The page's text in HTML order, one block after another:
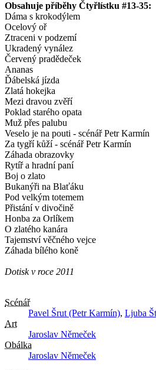
Obsahuje příběhy Čtyřlístku #13-35:
Dáma s krokodýlem
Ocelový oř
Ztraceni v podzemí
Ukradený vynález
Červený pradědeček
Ananas
Ďábelská jízda
Zlatá hokejka
Mezi dravou zvěří
Poklad starého opata
Muž přes palubu
Veselo je na pouti - scénář Petr Karmín
Za tygří kůží - scénář Petr Karmín
Záhada obrazovky
Rytíř a hradní paní
Boj o zlato
Bukanýři na Blaťáku
Pod velkým totemem
Přistání v divočině
Honba za Orlíkem
O zlatého kanára
Tajemství věčného vejce
Záhada bílého koně
Dotisk v roce 2011
Scénář
Pavel Šrut (Petr Karmín), Ljuba
Art
Jaroslav Němeček
Obálka
Jaroslav Němeček